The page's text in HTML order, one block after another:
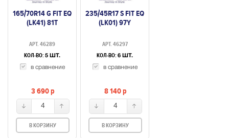
165/70R14 G FIT EQ
(LK41) 81T
АРТ. 46289
КОЛ-ВО: 5 ШТ.
в сравнение
3 690p
4
В КОРЗИНУ
235/45R17 S FIT EQ
(LK01) 97Y
АРТ. 46297
КОЛ-ВО: 6 ШТ.
в сравнение
8 140p
4
В КОРЗИНУ